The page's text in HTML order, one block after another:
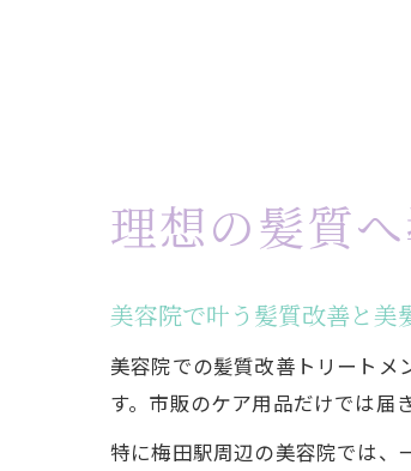
理想の髪質
美容院で叶う髪質改善と美
美容院での髪質改善トリート
す。市販のケア用品だけでは届
特に梅田駅周辺の美容院では、